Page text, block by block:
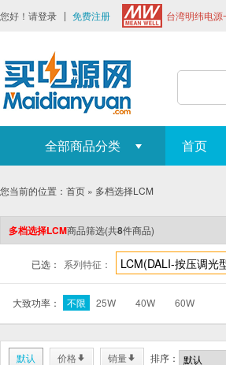
您好！请登录 免费注册 台湾明纬电
全部商品分类 首页
您当前的位置： 首页 » 多档选择LCM
多档选择LCM商品筛选(共8件商品)
已选： 系列特征： LCM(DALI-按压调光
大致功率： 不限 25W 40W 60W
默认 价格* 销量* 排序：